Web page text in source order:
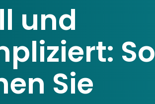
und
So
Sie